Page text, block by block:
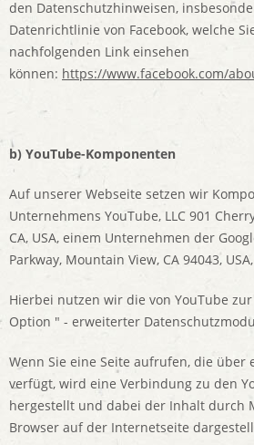
den Datenschutzhinweisen,
Datenrichtlinie von Facebook, welche
nachfolgenden Link einsehen
können: https://www.facebook.com/
b) YouTube-Komponenten
Auf unserer Webseite setzen wir
Unternehmens YouTube, LLC 901
CA, USA, einem Unternehmen der
Parkway, Mountain View, CA 94043,
Hierbei nutzen wir die von YouTube
Option " - erweiterter
Wenn Sie eine Seite aufrufen, die über
verfügt, wird eine Verbindung zu den
hergestellt und dabei der Inhalt durch
Browser auf der Internetseite